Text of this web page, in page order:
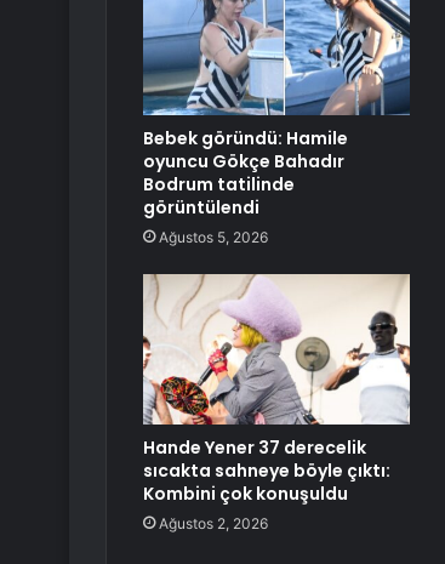
Bebek göründü: Hamile
oyuncu Gökçe Bahadır
Bodrum tatilinde
görüntülendi
Ağustos 5, 2026
Hande Yener 37 derecelik
sıcakta sahneye böyle çıktı:
Kombini çok konuşuldu
Ağustos 2, 2026